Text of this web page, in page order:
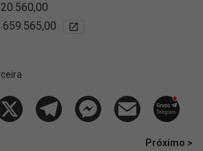
Próximo >